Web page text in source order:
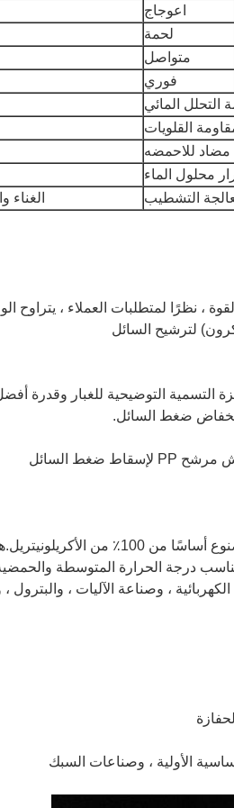
اعوجاج
لحمة
متواصل
فوري
التحلل المائي
القلويات
مضاد للاحمضه
محلول الماء
التشطيب
الغناء
العملاء ، يتراوح الوزن من 350 جم / م 2 إلى
التسمية التوضيحية للغبار وقدرة
ضغط السائل.
عادةً في الترشيح ، يشير الأكريليك إلى أكريليك
درجة الحرارة المتوسطة والحمضية
، وصناعة الآليات ، والبترول
الأولية ، وصناعات السبك